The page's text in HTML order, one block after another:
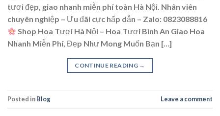
tươi đẹp, giao nhanh miễn phí toàn Hà Nội. Nhân viên
chuyên nghiệp – Ưu đãi cực hấp dẫn – Zalo: 0823088816
Shop Hoa Tươi Hà Nội – Hoa Tươi Bình An Giao Hoa
Nhanh Miễn Phí, Đẹp Như Mong Muốn Bạn […]
CONTINUE READING →
Posted inBlog Leave a comment